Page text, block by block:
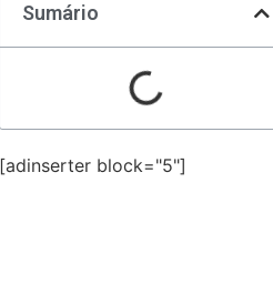
Sumário
[adinserter block="5"]